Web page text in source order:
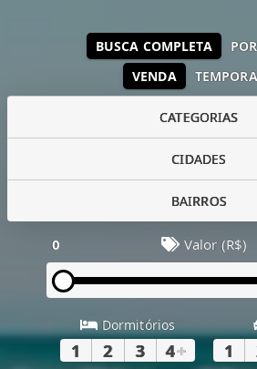
VENDA
BUSCA COMPLETA
CATEGORIAS
CIDADES
BAIRROS
0 Valor (R$)
Dormitórios
1 2 3 4+ 1